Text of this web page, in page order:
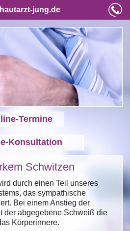
jung.de
Termine
Konsultation
Schwitzen
durch einen Teil unseres
das sympathische
Bei einem Anstieg der
der abgegebene Schweiß die
Körperinnere.